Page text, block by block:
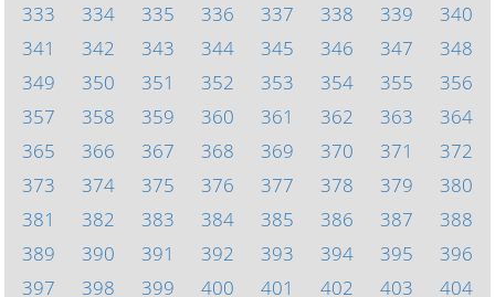
333
334 335 336 337 338 339
340
341
342 343 344 345 346 347
348
349
350 351 352 353 354 355
356
357
358 359 360 361 362 363
364
365
366 367 368 369 370 371
372
373
374 375 376 377 378 379
380
381
382 383 384 385 386 387
388
389
390 391 392 393 394 395
396
397
398 399 400 401 402 403 404